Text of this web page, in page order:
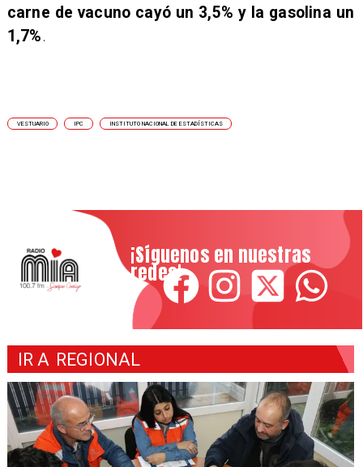
carne de vacuno cayó un 3,5% y la gasolina un
1,7%.
VESTUARIO IPC INSTITUTO NACIONAL DE ESTADÍSTICAS
¡Síguenos en nuestras
redes!
IR A REGIONAL